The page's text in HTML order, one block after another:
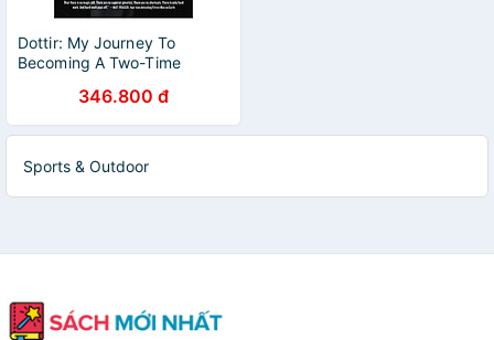
Dottir: My Journey To
Becoming A Two-Time
346.800 đ
Sports & Outdoor